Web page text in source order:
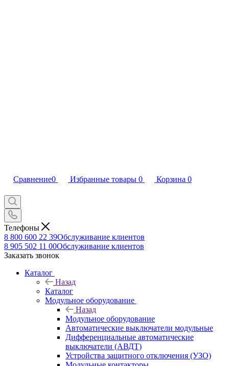
Сравнение0 Избранные товары 0 Корзина 0
Телефоны
8 800 600 22 39Обслуживание клиентов
8 905 502 11 00Обслуживание клиентов
Заказать звонок
Каталог
Назад
Каталог
Модульное оборудование
Назад
Модульное оборудование
Автоматические выключатели модульные
Дифференциальные автоматические
выключатели (АВДТ)
Устройства защитного отключения (УЗО)